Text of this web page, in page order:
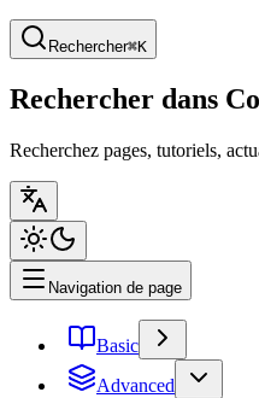
Rechercher⌘K
Rechercher dans
Recherchez pages, tutoriels,
Navigation de page
Basic
Advanced